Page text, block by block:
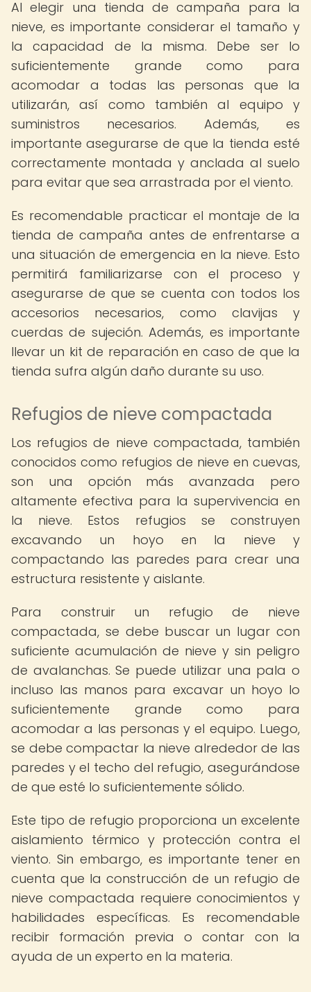
Al elegir una tienda de campaña para la
nieve, es importante considerar el tamaño y
la capacidad de la misma. Debe ser lo
suficientemente grande como para
acomodar a todas las personas que la
utilizarán, así como también al equipo y
suministros necesarios. Además, es
importante asegurarse de que la tienda esté
correctamente montada y anclada al suelo
para evitar que sea arrastrada por el viento.
Es recomendable practicar el montaje de la
tienda de campaña antes de enfrentarse a
una situación de emergencia en la nieve. Esto
permitirá familiarizarse con el proceso y
asegurarse de que se cuenta con todos los
accesorios necesarios, como clavijas y
cuerdas de sujeción. Además, es importante
llevar un kit de reparación en caso de que la
tienda sufra algún daño durante su uso.
Refugios de nieve compactada
Los refugios de nieve compactada, también
conocidos como refugios de nieve en cuevas,
son una opción más avanzada pero
altamente efectiva para la supervivencia en
la nieve. Estos refugios se construyen
excavando un hoyo en la nieve y
compactando las paredes para crear una
estructura resistente y aislante.
Para construir un refugio de nieve
compactada, se debe buscar un lugar con
suficiente acumulación de nieve y sin peligro
de avalanchas. Se puede utilizar una pala o
incluso las manos para excavar un hoyo lo
suficientemente grande como para
acomodar a las personas y el equipo. Luego,
se debe compactar la nieve alrededor de las
paredes y el techo del refugio, asegurándose
de que esté lo suficientemente sólido.
Este tipo de refugio proporciona un excelente
aislamiento térmico y protección contra el
viento. Sin embargo, es importante tener en
cuenta que la construcción de un refugio de
nieve compactada requiere conocimientos y
habilidades específicas. Es recomendable
recibir formación previa o contar con la
ayuda de un experto en la materia.